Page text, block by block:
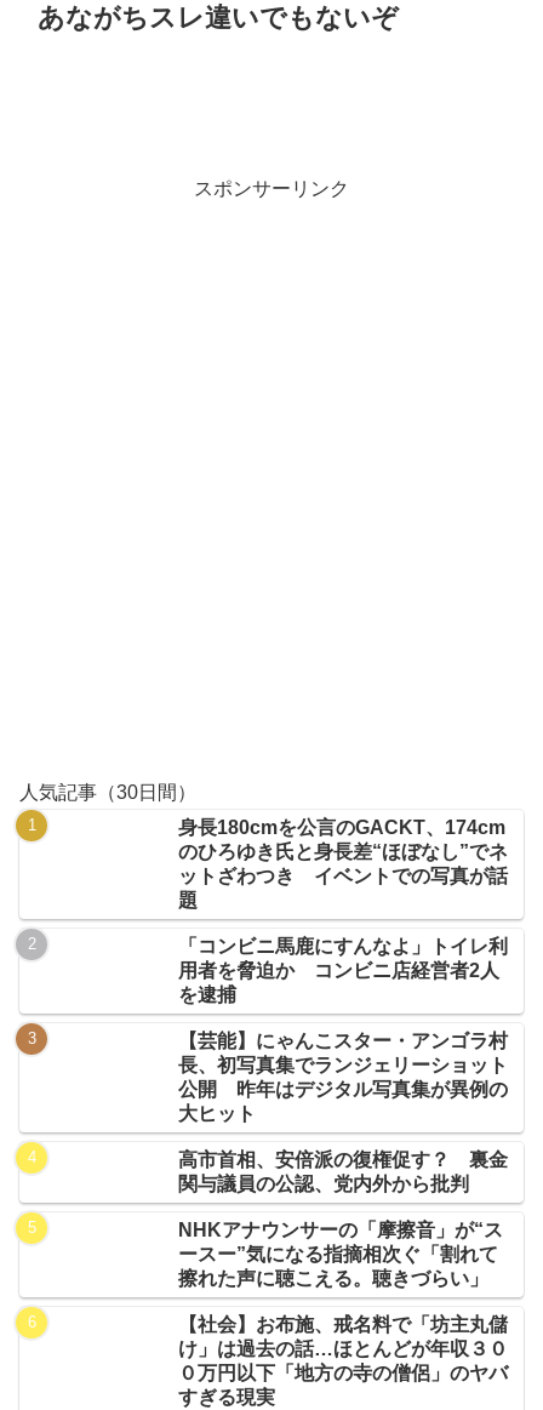
あながちスレ違いでもないぞ
スポンサーリンク
人気記事（30日間）
身長180cmを公言のGACKT、174cm
のひろゆき氏と身長差“ほぼなし”でネ
ットざわつき イベントでの写真が話
題
「コンビニ馬鹿にすんなよ」トイレ利
用者を脅迫か コンビニ店経営者2人
を逮捕
【芸能】にゃんこスター・アンゴラ村
長、初写真集でランジェリーショット
公開 昨年はデジタル写真集が異例の
大ヒット
高市首相、安倍派の復権促す？ 裏金
関与議員の公認、党内外から批判
NHKアナウンサーの「摩擦音」が“ス
ースー”気になる指摘相次ぐ「割れて
擦れた声に聴こえる。聴きづらい」
【社会】お布施、戒名料で「坊主丸儲
け」は過去の話…ほとんどが年収３０
０万円以下「地方の寺の僧侶」のヤバ
すぎる現実